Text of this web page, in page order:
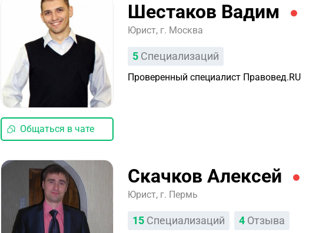
Общаться в чате
Шестаков Вадим
Юрист, г. Москва
5 Специализаций
Проверенный специалист Правовед.RU
Скачков Алексей
Юрист, г. Пермь
15 Специализаций 4 Отзыва